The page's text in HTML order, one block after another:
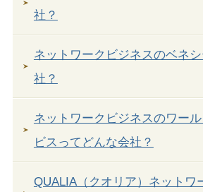
社？
ネットワークビジネスのベネ
社？
ネットワークビジネスのワー
ビスってどんな会社？
QUALIA（クオリア）ネットワ